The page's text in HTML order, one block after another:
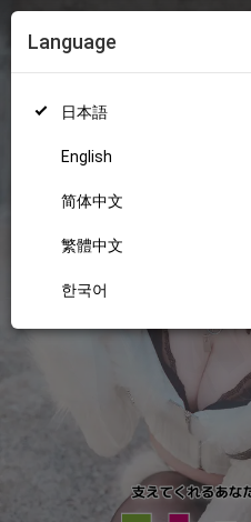
Language
日本語
English
简体中文
繁體中文
한국어